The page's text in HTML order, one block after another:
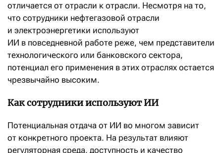
отличается от отрасли к отрасли. Несмотря на то,
что сотрудники нефтегазовой отрасли
и электроэнергетики используют
ИИ в повседневной работе реже, чем представители
технологического или банковского сектора,
потенциал его применения в этих отраслях остается
чрезвычайно высоким.
Как сотрудники используют ИИ
Потенциальная отдача от ИИ во многом зависит
от конкретного проекта. На результат влияют
регуляторная среда, доступность и качество